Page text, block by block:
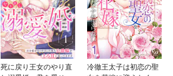
死に戻り王女のやり直
冷徹王太子は初恋の聖